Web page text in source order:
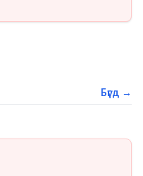
Бүгд →